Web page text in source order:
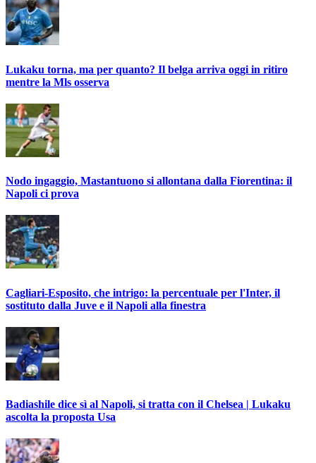
Lukaku torna, ma per quanto? Il belga arriva oggi in ritiro
mentre la Mls osserva
Nodo ingaggio, Mastantuono si allontana dalla Fiorentina: il
Napoli ci prova
Cagliari-Esposito, che intrigo: la percentuale per l'Inter, il
sostituto dalla Juve e il Napoli alla finestra
Badiashile dice sì al Napoli, si tratta con il Chelsea | Lukaku
ascolta la proposta Usa